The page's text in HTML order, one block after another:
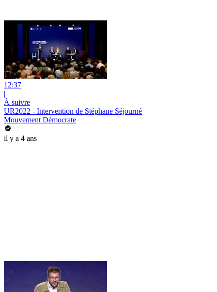
12:37
|
À suivre
UR2022 - Intervention de Stéphane Séjourné
Mouvement Démocrate
il y a 4 ans